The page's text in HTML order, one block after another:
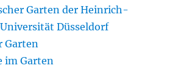
Garten der Heinrich-
Düsseldorf
Garten
im Garten